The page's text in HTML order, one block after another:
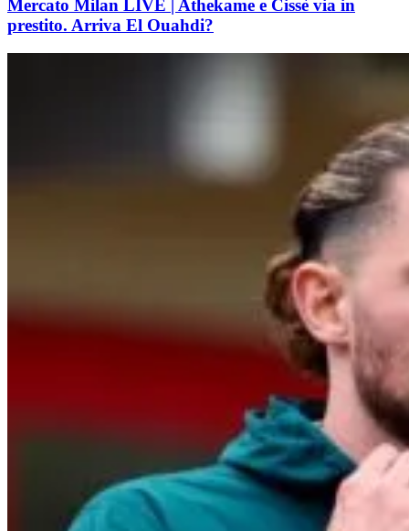
Mercato Milan LIVE | Athekame e Cissè via in
prestito. Arriva El Ouahdi?